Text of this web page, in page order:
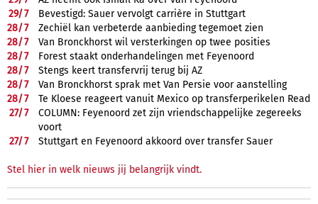
29/7
Bevestigd: Sauer vervolgt carrière in Stuttgart
28/7
Zechiël kan verbeterde aanbieding tegemoet zien
28/7
Van Bronckhorst wil versterkingen op twee posities
28/7
Forest staakt onderhandelingen met Feyenoord
28/7
Stengs keert transfervrij terug bij AZ
28/7
Van Bronckhorst sprak met Van Persie voor aanstelling
28/7
Te Kloese reageert vanuit Mexico op transferperikelen Read
27/7
COLUMN: Feyenoord zet zijn vriendschappelijke zegereeks
voort
27/7 Stuttgart en Feyenoord akkoord over transfer Sauer
Stel hier in welk nieuws jij belangrijk vindt.